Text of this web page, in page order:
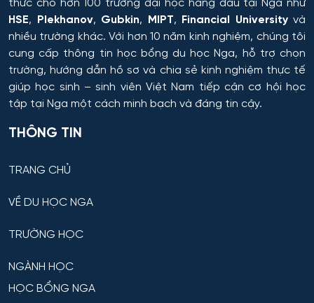
thức cho hơn 100 trường đại học hàng đầu tại Nga như
HSE, Plekhanov, Gubkin, MIPT, Financial Universityvà
nhiều trường khác. Với hơn 10 năm kinh nghiệm, chúng tôi
cung cấp thông tin học bổng du học Nga, hỗ trợ chọn
trường, hướng dẫn hồ sơ và chia sẻ kinh nghiệm thực tế
giúp học sinh – sinh viên Việt Nam tiếp cận cơ hội học
tập tại Nga một cách minh bạch và đáng tin cậy.
THÔNG TIN
TRANG CHỦ
VỀ DU HỌC NGA
TRƯỜNG HỌC
NGÀNH HỌC
HỌC BỔNG NGA